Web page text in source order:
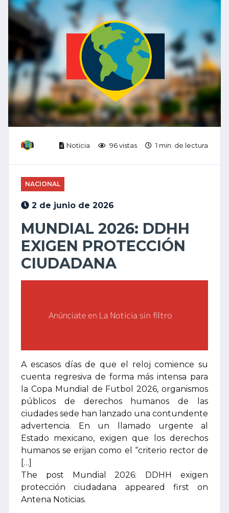
Noticia 96 vistas 1 min. de lectura
NACIONAL
2 de junio de 2026
MUNDIAL 2026: DDHH
EXIGEN PROTECCIÓN
CIUDADANA
A escasos días de que el reloj comience su
cuenta regresiva de forma más intensa para
la Copa Mundial de Futbol 2026, organismos
públicos de derechos humanos de las
ciudades sede han lanzado una contundente
advertencia. En un llamado urgente al
Estado mexicano, exigen que los derechos
humanos se erijan como el “criterio rector de
[…]
The post Mundial 2026: DDHH exigen
protección ciudadana appeared first on
Antena Noticias.